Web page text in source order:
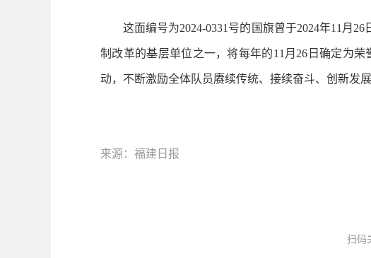
这面编号为2024-0331号的国旗曾于2024年11月26
制改革的基层单位之一，将每年的11月26日确定为
动，不断激励全体队员赓续传统、接续奋斗、创新发
来源：福建日报
扫码